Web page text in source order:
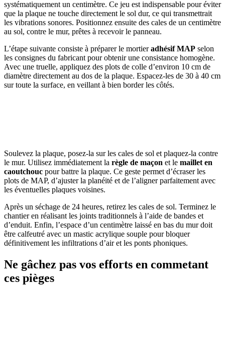
systématiquement un centimètre. Ce jeu est indispensable pour éviter
que la plaque ne touche directement le sol dur, ce qui transmettrait
les vibrations sonores. Positionnez ensuite des cales de un centimètre
au sol, contre le mur, prêtes à recevoir le panneau.
L’étape suivante consiste à préparer le mortieradhésif MAP selon
les consignes du fabricant pour obtenir une consistance homogène.
Avec une truelle, appliquez des plots de colle d’environ 10 cm de
diamètre directement au dos de la plaque. Espacez-les de 30 à 40 cm
sur toute la surface, en veillant à bien border les côtés.
Soulevez la plaque, posez-la sur les cales de sol et plaquez-la contre
le mur. Utilisez immédiatement la règle de maçon et le maillet en
caoutchouc pour battre la plaque. Ce geste permet d’écraser les
plots de MAP, d’ajuster la planéité et de l’aligner parfaitement avec
les éventuelles plaques voisines.
Après un séchage de 24 heures, retirez les cales de sol. Terminez le
chantier en réalisant les joints traditionnels à l’aide de bandes et
d’enduit. Enfin, l’espace d’un centimètre laissé en bas du mur doit
être calfeutré avec un mastic acrylique souple pour bloquer
définitivement les infiltrations d’air et les ponts phoniques.
Ne gâchez pas vos efforts en commetant
ces pièges